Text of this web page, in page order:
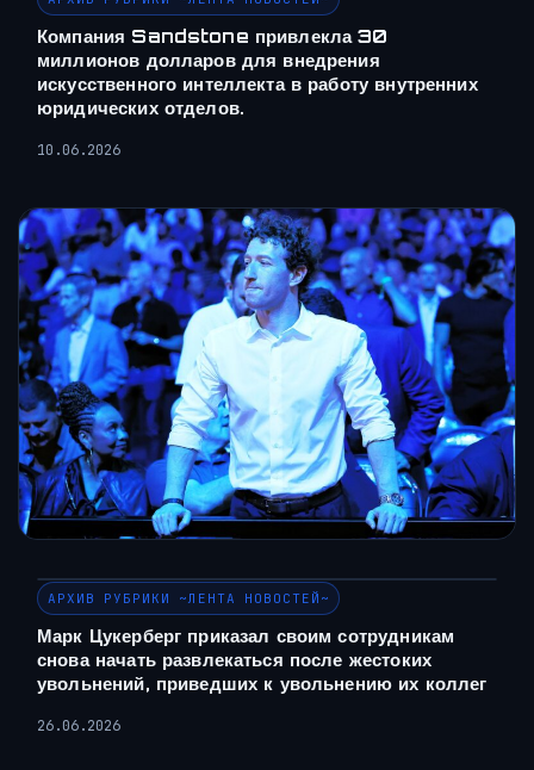
Компания Sandstone привлекла 30
миллионов долларов для внедрения
искусственного интеллекта в работу внутренних
юридических отделов.
10.06.2026
АРХИВ РУБРИКИ ~ЛЕНТА НОВОСТЕЙ~
Марк Цукерберг приказал своим сотрудникам
снова начать развлекаться после жестоких
увольнений, приведших к увольнению их коллег
26.06.2026